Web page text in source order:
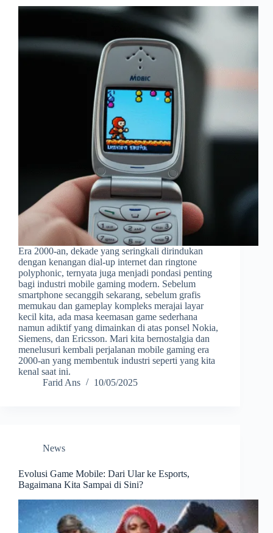
Era 2000-an, dekade yang seringkali dirindukan
dengan kenangan dial-up internet dan ringtone
polyphonic, ternyata juga menjadi pondasi penting
bagi industri mobile gaming modern. Sebelum
smartphone secanggih sekarang, sebelum grafis
memukau dan gameplay kompleks merajai layar
kecil kita, ada masa keemasan game sederhana
namun adiktif yang dimainkan di atas ponsel Nokia,
Siemens, dan Ericsson. Mari kita bernostalgia dan
menelusuri kembali perjalanan mobile gaming era
2000-an yang membentuk industri seperti yang kita
kenal saat ini.
Farid Ans
10/05/2025
News
Evolusi Game Mobile: Dari Ular ke Esports,
Bagaimana Kita Sampai di Sini?